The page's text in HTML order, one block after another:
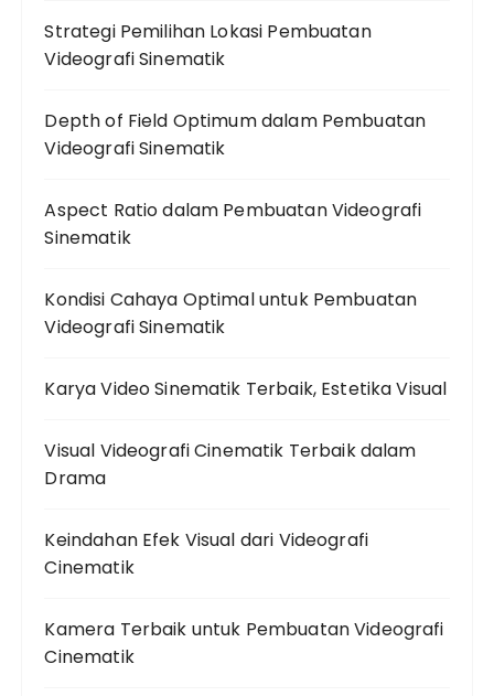
Strategi Pemilihan Lokasi Pembuatan
Videografi Sinematik
Depth of Field Optimum dalam Pembuatan
Videografi Sinematik
Aspect Ratio dalam Pembuatan Videografi
Sinematik
Kondisi Cahaya Optimal untuk Pembuatan
Videografi Sinematik
Karya Video Sinematik Terbaik, Estetika Visual
Visual Videografi Cinematik Terbaik dalam
Drama
Keindahan Efek Visual dari Videografi
Cinematik
Kamera Terbaik untuk Pembuatan Videografi
Cinematik